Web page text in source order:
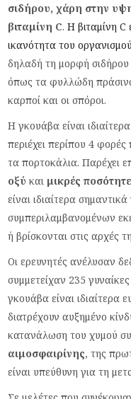
σιδήρου, χάρη στην
βιταμίνη C.Η βιταμίνη C
ικανότητα του
δηλαδή τη μορφή
όπως τα φυλλώδη
καρποί και οι σπόροι.
Η γκουάβα είναι
περιέχει περίπου 4
τα πορτοκάλια. Παρέχει
οξύκαι μικρές
είναι ιδιαίτερα
συμπεριλαμβανομένων
ή βρίσκονται στις αρχές
Οι ερευνητές ανέλυσαν
συμμετείχαν 235
γκουάβα είναι ιδιαίτερα
διατρέχουν αυξημένο
κατανάλωση του χυμού
αιμοσφαιρίνης, της
είναι υπεύθυνη για τη